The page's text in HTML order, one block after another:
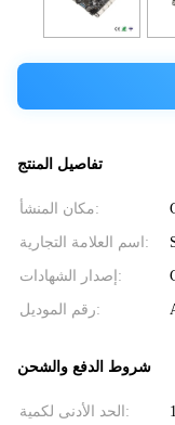
تفاصيل المنتج
مكان المنشأ:
اسم العلامة التجارية:
إصدار الشهادات:
رقم الموديل:
شروط الدفع والشحن
الحد الأدنى لكمية: